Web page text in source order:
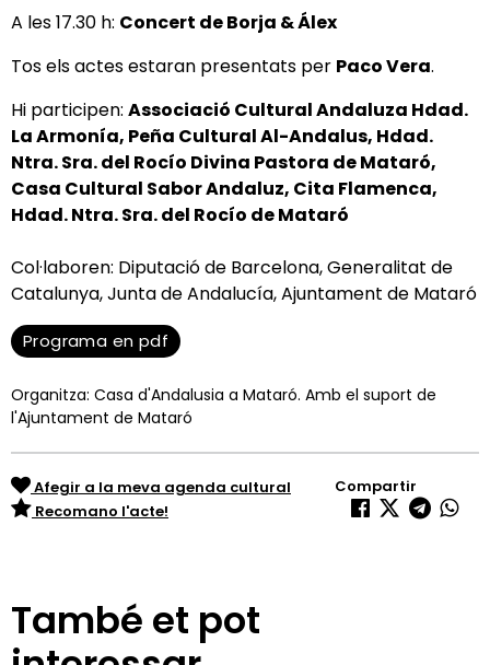
A les 17.30 h: Concert de Borja & Álex
Tos els actes estaran presentats per Paco Vera.
Hi participen: Associació Cultural Andaluza Hdad.
La Armonía, Peña Cultural Al-Andalus, Hdad.
Ntra. Sra. del Rocío Divina Pastora de Mataró,
Casa Cultural Sabor Andaluz, Cita Flamenca,
Hdad. Ntra. Sra. del Rocío de Mataró
Col·laboren: Diputació de Barcelona, Generalitat de
Catalunya, Junta de Andalucía, Ajuntament de Mataró
Programa en pdf
Organitza: Casa d'Andalusia a Mataró. Amb el suport de
l'Ajuntament de Mataró
Afegir a la meva agenda cultural
Recomano l'acte!
Compartir
També et pot